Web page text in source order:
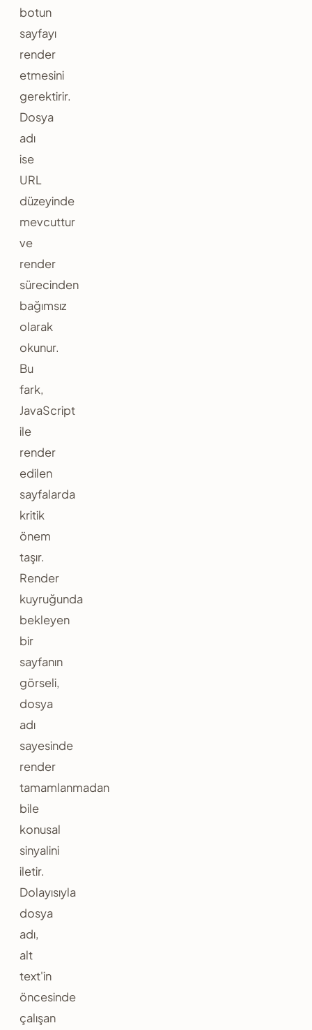
botun
sayfayı
render
etmesini
gerektirir.
Dosya
adı
ise
URL
düzeyinde
mevcuttur
ve
render
sürecinden
bağımsız
olarak
okunur.
Bu
fark,
JavaScript
ile
render
edilen
sayfalarda
kritik
önem
taşır.
Render
kuyruğunda
bekleyen
bir
sayfanın
görseli,
dosya
adı
sayesinde
render
tamamlanmadan
bile
konusal
sinyalini
iletir.
Dolayısıyla
dosya
adı,
alt
text'in
öncesinde
çalışan